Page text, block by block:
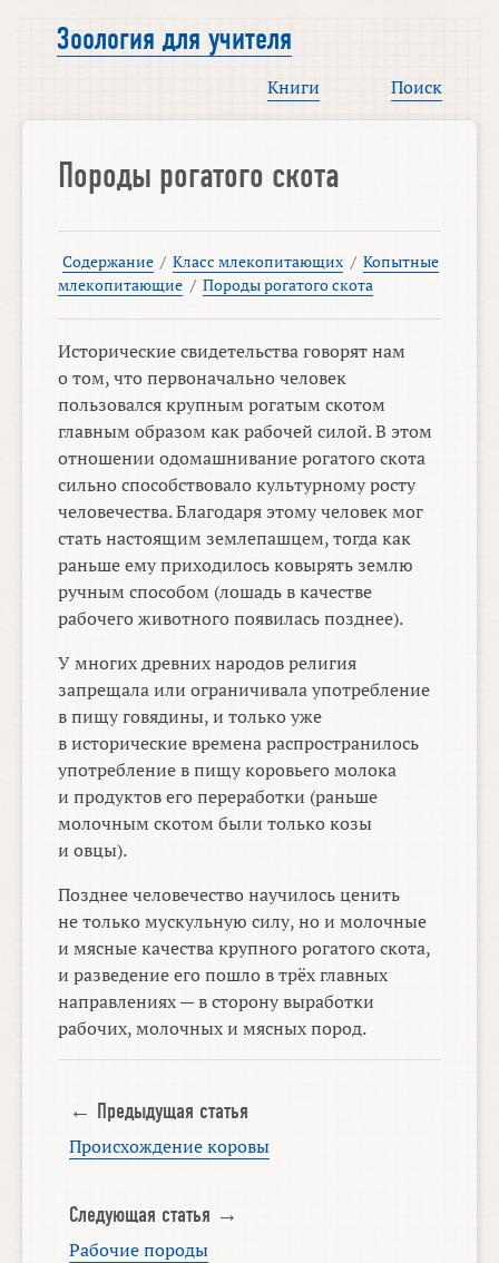
Зоология для учителя
Книги Поиск
Породы рогатого скота
Содержание / Класс млекопитающих / Копытные
млекопитающие / Породы рогатого скота
Исторические свидетельства говорят нам
о том, что первоначально человек
пользовался крупным рогатым скотом
главным образом как рабочей силой. В этом
отношении одомашнивание рогатого скота
сильно способствовало культурному росту
человечества. Благодаря этому человек мог
стать настоящим землепашцем, тогда как
раньше ему приходилось ковырять землю
ручным способом (лошадь в качестве
рабочего животного появилась позднее).
У многих древних народов религия
запрещала или ограничивала употребление
в пищу говядины, и только уже
в исторические времена распространилось
употребление в пищу коровьего молока
и продуктов его переработки (раньше
молочным скотом были только козы
и овцы).
Позднее человечество научилось ценить
не только мускульную силу, но и молочные
и мясные качества крупного рогатого скота,
и разведение его пошло в трёх главных
направлениях — в сторону выработки
рабочих, молочных и мясных пород.
← Предыдущая статья
Происхождение коровы
Следующая статья →
Рабочие породы